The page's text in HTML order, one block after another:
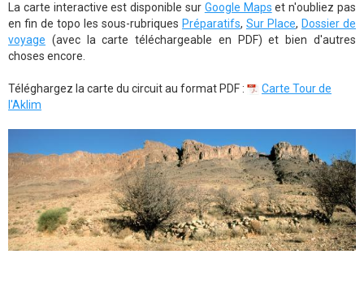
La carte interactive est disponible sur Google Maps et n'oubliez pas
en fin de topo les sous-rubriques Préparatifs, Sur Place, Dossier de
voyage (avec la carte téléchargeable en PDF) et bien d'autres
choses encore.
Téléghargez la carte du circuit au format PDF :
Carte Tour de
l'Aklim